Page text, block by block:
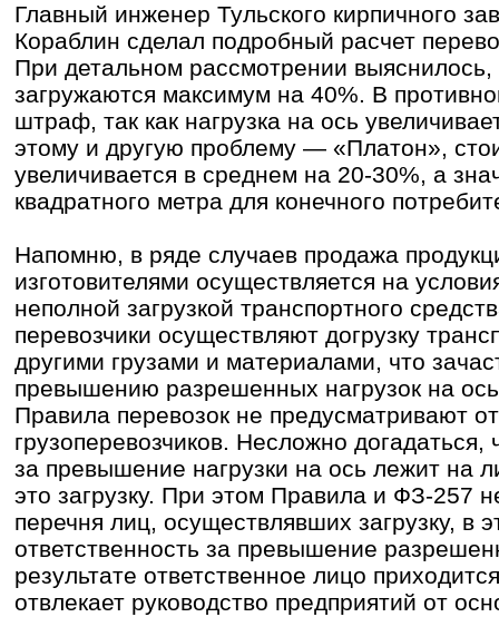
Главный инженер Тульского кирпичного
Кораблин сделал подробный расчет
При детальном рассмотрении выяснилось,
загружаются максимум на 40%. В
штраф, так как нагрузка на ось
этому и другую проблему — «Платон»,
увеличивается в среднем на 20-30%, а
квадратного метра для конечного
Напомню, в ряде случаев продажа
изготовителями осуществляется на
неполной загрузкой транспортного
перевозчики осуществляют догрузку
другими грузами и материалами, что
превышению разрешенных нагрузок на
Правила перевозок не предусматривают
грузоперевозчиков. Несложно догадаться,
за превышение нагрузки на ось лежит на
это загрузку. При этом Правила и ФЗ-257
перечня лиц, осуществлявших загрузку, в
ответственность за превышение
результате ответственное лицо
отвлекает руководство предприятий от